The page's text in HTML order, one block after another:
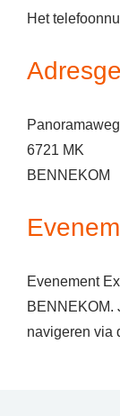
Het
6721 MK
BENNEKOM
Evenement
BENNEKOM.
navigeren via